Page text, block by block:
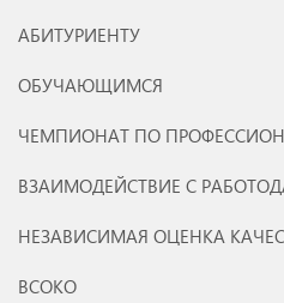
АБИТУРИЕНТУ
ОБУЧАЮЩИМСЯ
ЧЕМПИОНАТ ПО
ВЗАИМОДЕЙСТВИЕ С
НЕЗАВИСИМАЯ ОЦЕНКА
ВСОКО